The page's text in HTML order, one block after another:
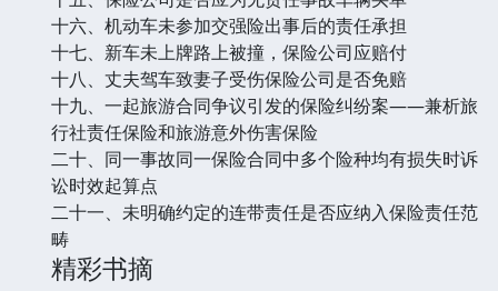
十六、机动车未参加交强险出事后的责任承担
十七、新车未上牌路上被撞，保险公司应赔付
十八、丈夫驾车致妻子受伤保险公司是否免赔
十九、一起旅游合同争议引发的保险纠纷案——兼析旅
行社责任保险和旅游意外伤害保险
二十、同一事故同一保险合同中多个险种均有损失时诉
讼时效起算点
二十一、未明确约定的连带责任是否应纳入保险责任范
畴
精彩书摘